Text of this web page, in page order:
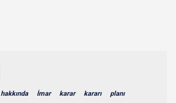
hakkında İmar karar kararı planı